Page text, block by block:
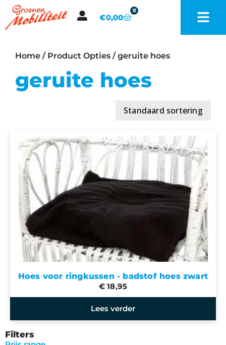
€0,00
0
Filters
Home / Product Opties / geruite hoes
geruite hoes
Hoes voor ringkussen - badstof hoes zwart
€ 18,95
Lees verder